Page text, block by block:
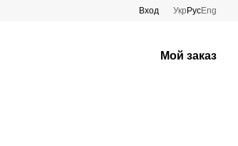
Вход Укр РусEng
Мой заказ